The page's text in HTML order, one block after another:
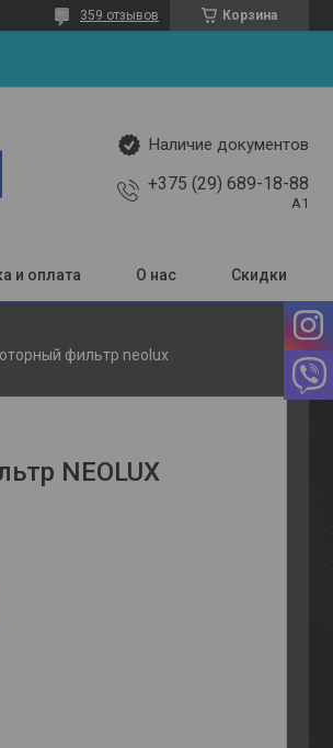
Корзина
359 отзывов
Наличие документов
+375 (29) 689-18-88
A1
и оплата О нас Скидки
фильтр neolux
NEOLUX